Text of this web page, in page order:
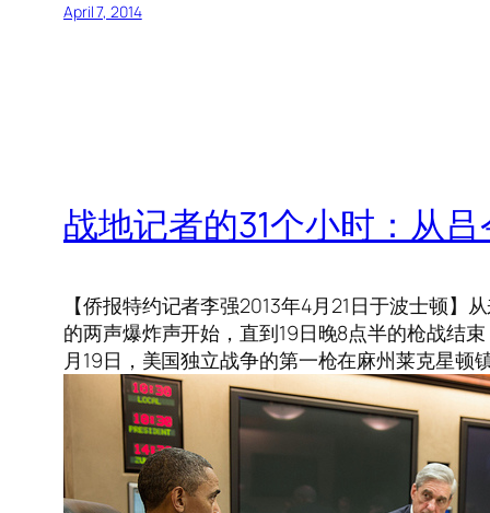
April 7, 2014
战地记者的31个小时：从
【侨报特约记者李强2013年4月21日于波士顿
的两声爆炸声开始，直到19日晚8点半的枪战结
月19日，美国独立战争的第一枪在麻州莱克星顿